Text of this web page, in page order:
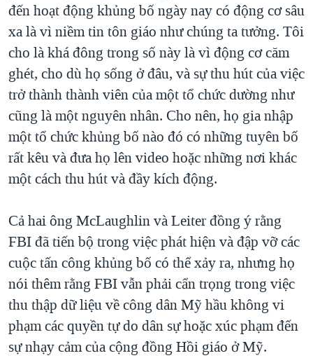
đến hoạt động khủng bố ngày nay có động cơ sâu
xa là vì niềm tin tôn giáo như chúng ta tưởng. Tôi
cho là khá đông trong số này là vì động cơ căm
ghét, cho dù họ sống ở đâu, và sự thu hút của việc
trở thành thành viên của một tổ chức dường như
cũng là một nguyên nhân. Cho nên, họ gia nhập
một tổ chức khủng bố nào đó có những tuyên bố
rất kêu và đưa họ lên video hoặc những nơi khác
một cách thu hút và đầy kích động.
Cả hai ông McLaughlin và Leiter đồng ý rằng
FBI đã tiến bộ trong việc phát hiện và đập vỡ các
cuộc tấn công khủng bố có thể xảy ra, nhưng họ
nói thêm rằng FBI vẫn phải cẩn trọng trong việc
thu thập dữ liệu về công dân Mỹ hầu không vi
phạm các quyền tự do dân sự hoặc xúc phạm đến
sự nhạy cảm của cộng đồng Hồi giáo ở Mỹ.